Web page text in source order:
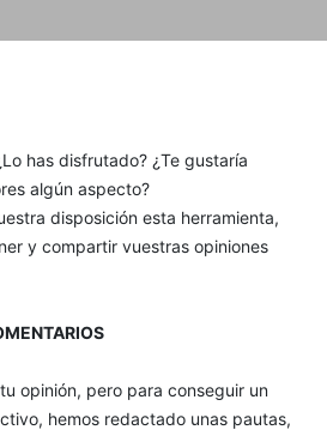
has disfrutado? ¿Te gustaría
algún aspecto?
disposición esta herramienta,
y compartir vuestras opiniones
opinión, pero para conseguir un
hemos redactado unas pautas,